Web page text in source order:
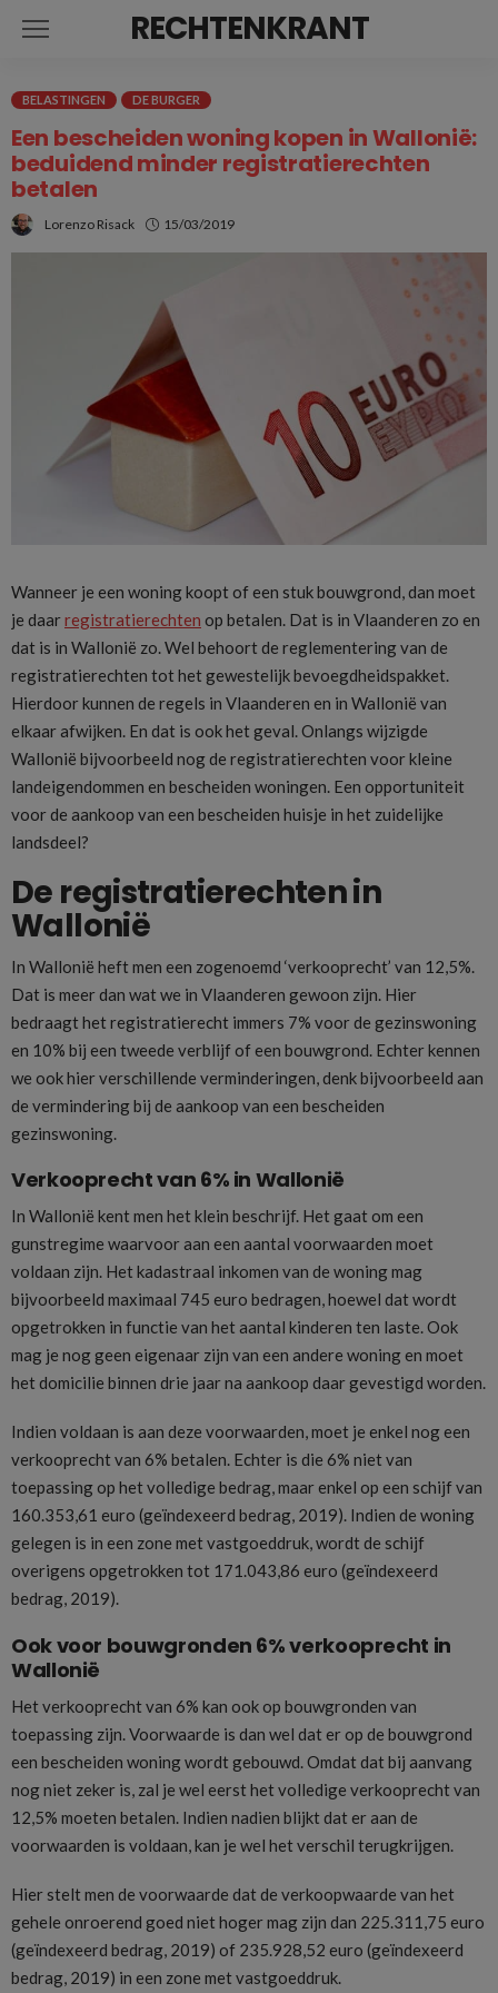
RECHTENKRANT
BELASTINGEN DE BURGER
Een bescheiden woning kopen in Wallonië:
beduidend minder registratierechten
betalen
Lorenzo Risack 15/03/2019
Wanneer je een woning koopt of een stuk bouwgrond, dan moet
je daarregistratierechten op betalen. Dat is in Vlaanderen zo en
dat is in Wallonië zo. Wel behoort de reglementering van de
registratierechten tot het gewestelijk bevoegdheidspakket.
Hierdoor kunnen de regels in Vlaanderen en in Wallonië van
elkaar afwijken. En dat is ook het geval. Onlangs wijzigde
Wallonië bijvoorbeeld nog de registratierechten voor kleine
landeigendommen en bescheiden woningen. Een opportuniteit
voor de aankoop van een bescheiden huisje in het zuidelijke
landsdeel?
De registratierechten in
Wallonië
In Wallonië heft men een zogenoemd ‘verkooprecht’ van 12,5%.
Dat is meer dan wat we in Vlaanderen gewoon zijn. Hier
bedraagt het registratierecht immers 7% voor de gezinswoning
en 10% bij een tweede verblijf of een bouwgrond. Echter kennen
we ook hier verschillende verminderingen, denk bijvoorbeeld aan
de vermindering bij de aankoop van een bescheiden
gezinswoning.
Verkooprecht van 6% in Wallonië
In Wallonië kent men het klein beschrijf. Het gaat om een
gunstregime waarvoor aan een aantal voorwaarden moet
voldaan zijn. Het kadastraal inkomen van de woning mag
bijvoorbeeld maximaal 745 euro bedragen, hoewel dat wordt
opgetrokken in functie van het aantal kinderen ten laste. Ook
mag je nog geen eigenaar zijn van een andere woning en moet
het domicilie binnen drie jaar na aankoop daar gevestigd worden.
Indien voldaan is aan deze voorwaarden, moet je enkel nog een
verkooprecht van 6% betalen. Echter is die 6% niet van
toepassing op het volledige bedrag, maar enkel op een schijf van
160.353,61 euro (geïndexeerd bedrag, 2019). Indien de woning
gelegen is in een zone met vastgoeddruk, wordt de schijf
overigens opgetrokken tot 171.043,86 euro (geïndexeerd
bedrag, 2019).
Ook voor bouwgronden 6% verkooprecht in
Wallonië
Het verkooprecht van 6% kan ook op bouwgronden van
toepassing zijn. Voorwaarde is dan wel dat er op de bouwgrond
een bescheiden woning wordt gebouwd. Omdat dat bij aanvang
nog niet zeker is, zal je wel eerst het volledige verkooprecht van
12,5% moeten betalen. Indien nadien blijkt dat er aan de
voorwaarden is voldaan, kan je wel het verschil terugkrijgen.
Hier stelt men de voorwaarde dat de verkoopwaarde van het
gehele onroerend goed niet hoger mag zijn dan 225.311,75 euro
(geïndexeerd bedrag, 2019) of 235.928,52 euro (geïndexeerd
bedrag, 2019) in een zone met vastgoeddruk.